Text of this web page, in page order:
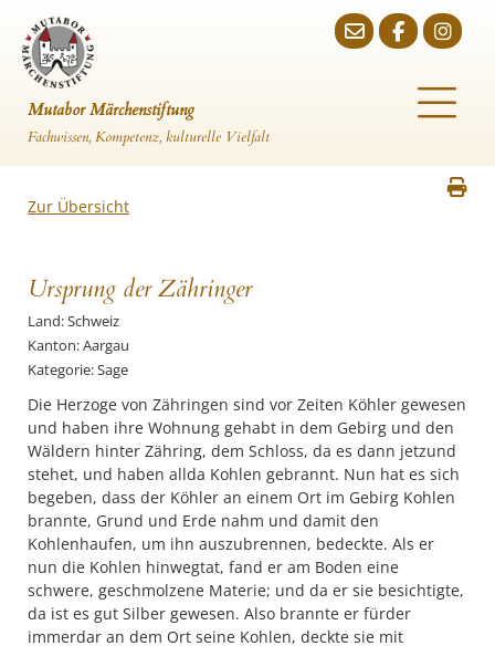
Mutabor Märchenstiftung
Fachwissen, Kompetenz, kulturelle Vielfalt
Zur Übersicht
Ursprung der Zähringer
Land: Schweiz
Kanton: Aargau
Kategorie: Sage
Die Herzoge von Zähringen sind vor Zeiten Köhler gewesen
und haben ihre Wohnung gehabt in dem Gebirg und den
Wäldern hinter Zähring, dem Schloss, da es dann jetzund
stehet, und haben allda Kohlen gebrannt. Nun hat es sich
begeben, dass der Köhler an einem Ort im Gebirg Kohlen
brannte, Grund und Erde nahm und damit den
Kohlenhaufen, um ihn auszubrennen, bedeckte. Als er
nun die Kohlen hinwegtat, fand er am Boden eine
schwere, geschmolzene Materie; und da er sie besichtigte,
da ist es gut Silber gewesen. Also brannte er fürder
immerdar an dem Ort seine Kohlen, deckte sie mit